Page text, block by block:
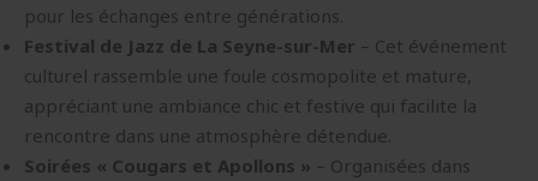
pour les échanges entre générations.
Festival de Jazz de La Seyne-sur-Mer – Cet événement
culturel rassemble une foule cosmopolite et mature,
appréciant une ambiance chic et festive qui facilite la
rencontre dans une atmosphère détendue.
Soirées « Cougars et Apollons » – Organisées dans